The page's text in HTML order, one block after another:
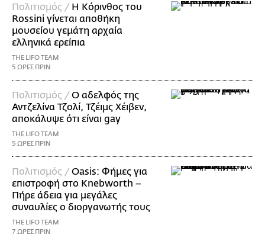
Πολιτισμός / Η Κόρινθος του
Rossini γίνεται αποθήκη
μουσείου γεμάτη αρχαία
ελληνικά ερείπια
THE LIFO TEAM
5 ΩΡΕΣ ΠΡΙΝ
Πολιτισμός / Ο αδελφός της
Αντζελίνα Τζολί, Τζέιμς Χέιβεν,
αποκάλυψε ότι είναι gay
THE LIFO TEAM
5 ΩΡΕΣ ΠΡΙΝ
Πολιτισμός / Oasis: Φήμες για
επιστροφή στο Knebworth –
Πήρε άδεια για μεγάλες
συναυλίες ο διοργανωτής τους
THE LIFO TEAM
7 ΩΡΕΣ ΠΡΙΝ